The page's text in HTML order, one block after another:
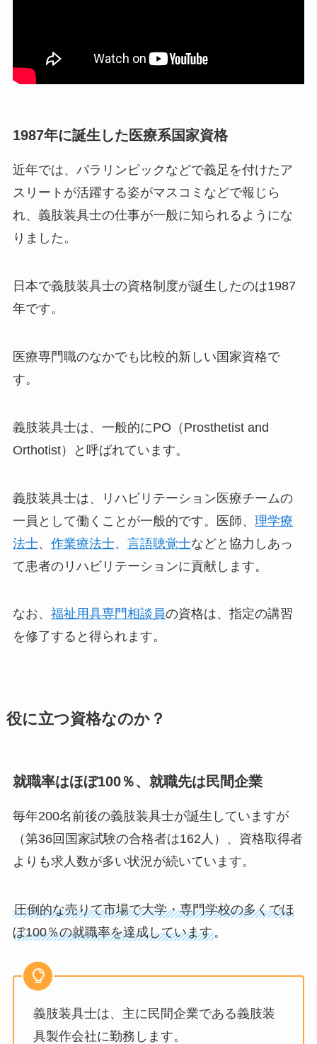
1987年に誕生した医療系国家資格
近年では、パラリンピックなどで義足を付けたア
スリートが活躍する姿がマスコミなどで報じら
れ、義肢装具士の仕事が一般に知られるようにな
りました。
日本で義肢装具士の資格制度が誕生したのは1987
年です。
医療専門職のなかでも比較的新しい国家資格で
す。
義肢装具士は、一般的にPO（Prosthetist and
Orthotist）と呼ばれています。
義肢装具士は、リハビリテーション医療チームの
一員として働くことが一般的です。医師、 理学療
法士、 作業療法士、 言語聴覚士などと協力しあっ
て患者のリハビリテーションに貢献します。
なお、 福祉用具専門相談員の資格は、指定の講習
を修了すると得られます。
役に立つ資格なのか？
就職率はほぼ100％、就職先は民間企業
毎年200名前後の義肢装具士が誕生していますが
（第36回国家試験の合格者は162人）、資格取得者
よりも求人数が多い状況が続いています。
圧倒的な売りて市場で大学・専門学校の多くでほ
ぼ100％の就職率を達成しています。
義肢装具士は、主に民間企業である義肢装
具製作会社に勤務します。